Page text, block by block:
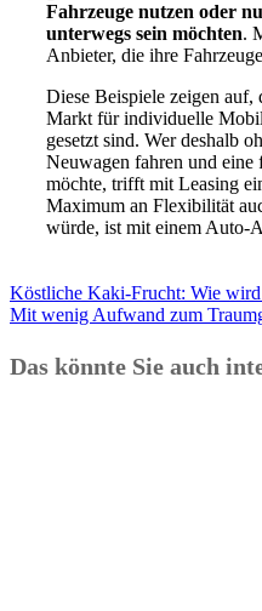
Fahrzeuge nutzen oder
unterwegs sein möchten.
Anbieter, die ihre
Diese Beispiele zeigen auf,
Markt für individuelle
gesetzt sind. Wer deshalb
Neuwagen fahren und eine
möchte, trifft mit Leasing
Maximum an Flexibilität
würde, ist mit einem Auto-
Köstliche Kaki-Frucht: Wie wird
Mit wenig Aufwand zum
Das könnte Sie auch